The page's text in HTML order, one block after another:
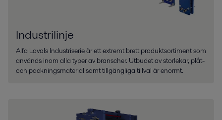
Industrilinje
Alfa Lavals Industriserie är ett extremt brett produktsortiment som
används inom alla typer av branscher. Utbudet av storlekar, plåt-
och packningsmaterial samt tillgängliga tillval är enormt.